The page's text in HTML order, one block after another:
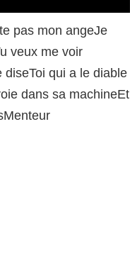
pas mon angeJe
veux me voir
qui a le diable
dans sa machineEt